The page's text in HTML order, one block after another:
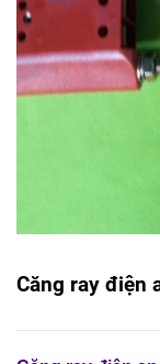
Căng ray điện